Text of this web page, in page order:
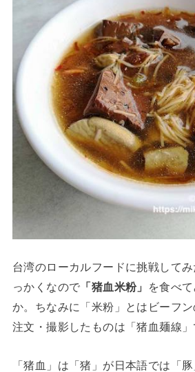
台湾のローカルフードに挑戦して
っかくなので 「猪血米粉」
を食べ
か。ちなみに「米粉」とはビーフ
注文・撮影したものは「猪血麺線」
「猪血」は「猪」が日本語では「